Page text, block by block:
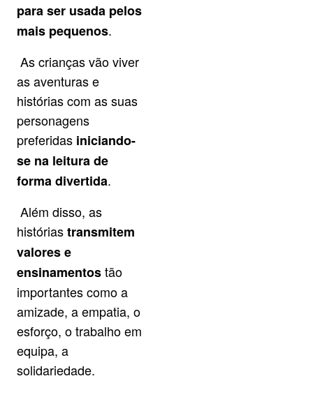
para ser usada pelos
mais pequenos.
As crianças vão viver
as aventuras e
histórias com as suas
personagens
preferidas iniciando-
se na leitura de
forma divertida.
Além disso, as
históriastransmitem
valores e
ensinamentostão
importantes como a
amizade, a empatia, o
esforço, o trabalho em
equipa, a
solidariedade.